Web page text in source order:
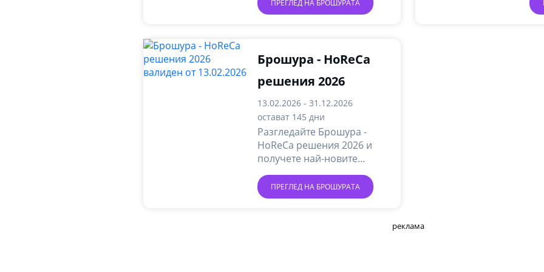
ПРЕГЛЕД НА БРОШУРАТА
Брошура - HoReCa
решения 2026
13.02.2026 - 31.12.2026
остават 145 дни
Разгледайте Брошура -
HoReCa решения 2026 и
получете най-новите
онлайн промоции и акции.
ПРЕГЛЕД НА БРОШУРАТА
реклама